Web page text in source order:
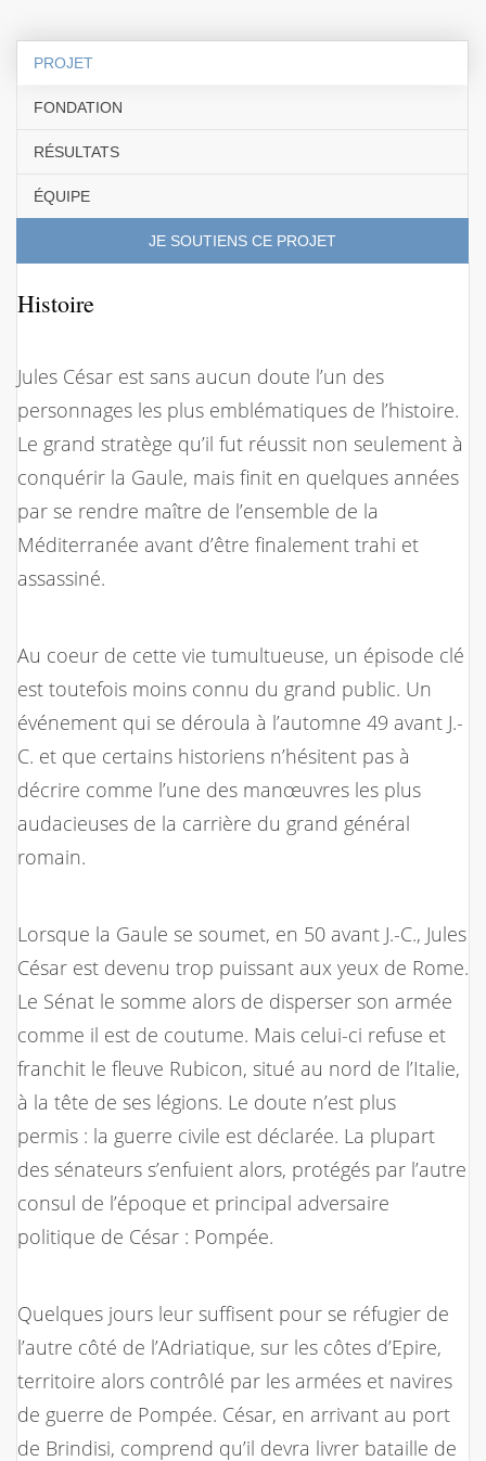
PROJET
FONDATION
RÉSULTATS
ÉQUIPE
JE SOUTIENS CE PROJET
Histoire
Jules César est sans aucun doute l’un des
personnages les plus emblématiques de l’histoire.
Le grand stratège qu’il fut réussit non seulement à
conquérir la Gaule, mais finit en quelques années
par se rendre maître de l’ensemble de la
Méditerranée avant d’être finalement trahi et
assassiné.
Au coeur de cette vie tumultueuse, un épisode clé
est toutefois moins connu du grand public. Un
événement qui se déroula à l’automne 49 avant J.-
C. et que certains historiens n’hésitent pas à
décrire comme l’une des manœuvres les plus
audacieuses de la carrière du grand général
romain.
Lorsque la Gaule se soumet, en 50 avant J.-C., Jules
César est devenu trop puissant aux yeux de Rome.
Le Sénat le somme alors de disperser son armée
comme il est de coutume. Mais celui-ci refuse et
franchit le fleuve Rubicon, situé au nord de l’Italie,
à la tête de ses légions. Le doute n’est plus
permis : la guerre civile est déclarée. La plupart
des sénateurs s’enfuient alors, protégés par l’autre
consul de l’époque et principal adversaire
politique de César : Pompée.
Quelques jours leur suffisent pour se réfugier de
l’autre côté de l’Adriatique, sur les côtes d’Epire,
territoire alors contrôlé par les armées et navires
de guerre de Pompée. César, en arrivant au port
de Brindisi, comprend qu’il devra livrer bataille de